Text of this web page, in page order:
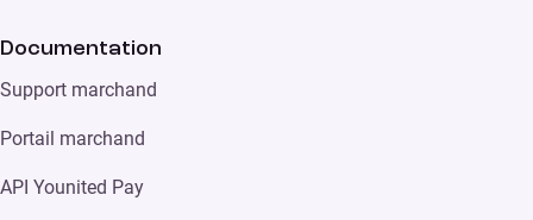
Documentation
Support marchand
Portail marchand
API Younited Pay